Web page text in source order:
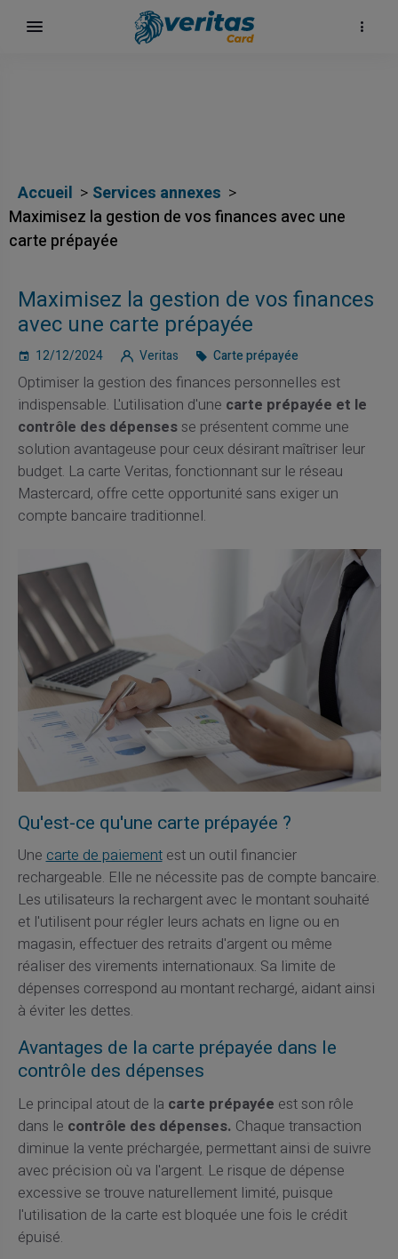
Accueil
Services annexes
Maximisez la gestion de vos finances avec une
carte prépayée
Maximisez la gestion de vos finances
avec une carte prépayée
12/12/2024 Veritas Carte prépayée
Optimiser la gestion des finances personnelles est
indispensable. L'utilisation d'une carte prépayée et le
contrôle des dépensesse présentent comme une
solution avantageuse pour ceux désirant maîtriser leur
budget. La carte Veritas, fonctionnant sur le réseau
Mastercard, offre cette opportunité sans exiger un
compte bancaire traditionnel.
Qu'est-ce qu'une carte prépayée ?
Unecarte de paiementest un outil financier
rechargeable. Elle ne nécessite pas de compte bancaire.
Les utilisateurs la rechargent avec le montant souhaité
et l'utilisent pour régler leurs achats en ligne ou en
magasin, effectuer des retraits d'argent ou même
réaliser des virements internationaux. Sa limite de
dépenses correspond au montant rechargé, aidant ainsi
à éviter les dettes.
Avantages de la carte prépayée dans le
contrôle des dépenses
Le principal atout de la carte prépayée est son rôle
dans le contrôle des dépenses. Chaque transaction
diminue la vente préchargée, permettant ainsi de suivre
avec précision où va l'argent. Le risque de dépense
excessive se trouve naturellement limité, puisque
l'utilisation de la carte est bloquée une fois le crédit
épuisé.